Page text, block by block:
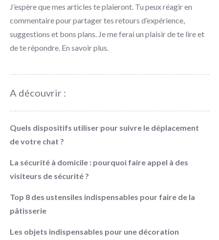
J’espère que mes articles te plaieront. Tu peux réagir en
commentaire pour partager tes retours d’expérience,
suggestions et bons plans. Je me ferai un plaisir de te lire et
de te répondre. En savoir plus.
A découvrir :
Quels dispositifs utiliser pour suivre le déplacement
de votre chat ?
La sécurité à domicile : pourquoi faire appel à des
visiteurs de sécurité ?
Top 8 des ustensiles indispensables pour faire de la
pâtisserie
Les objets indispensables pour une décoration